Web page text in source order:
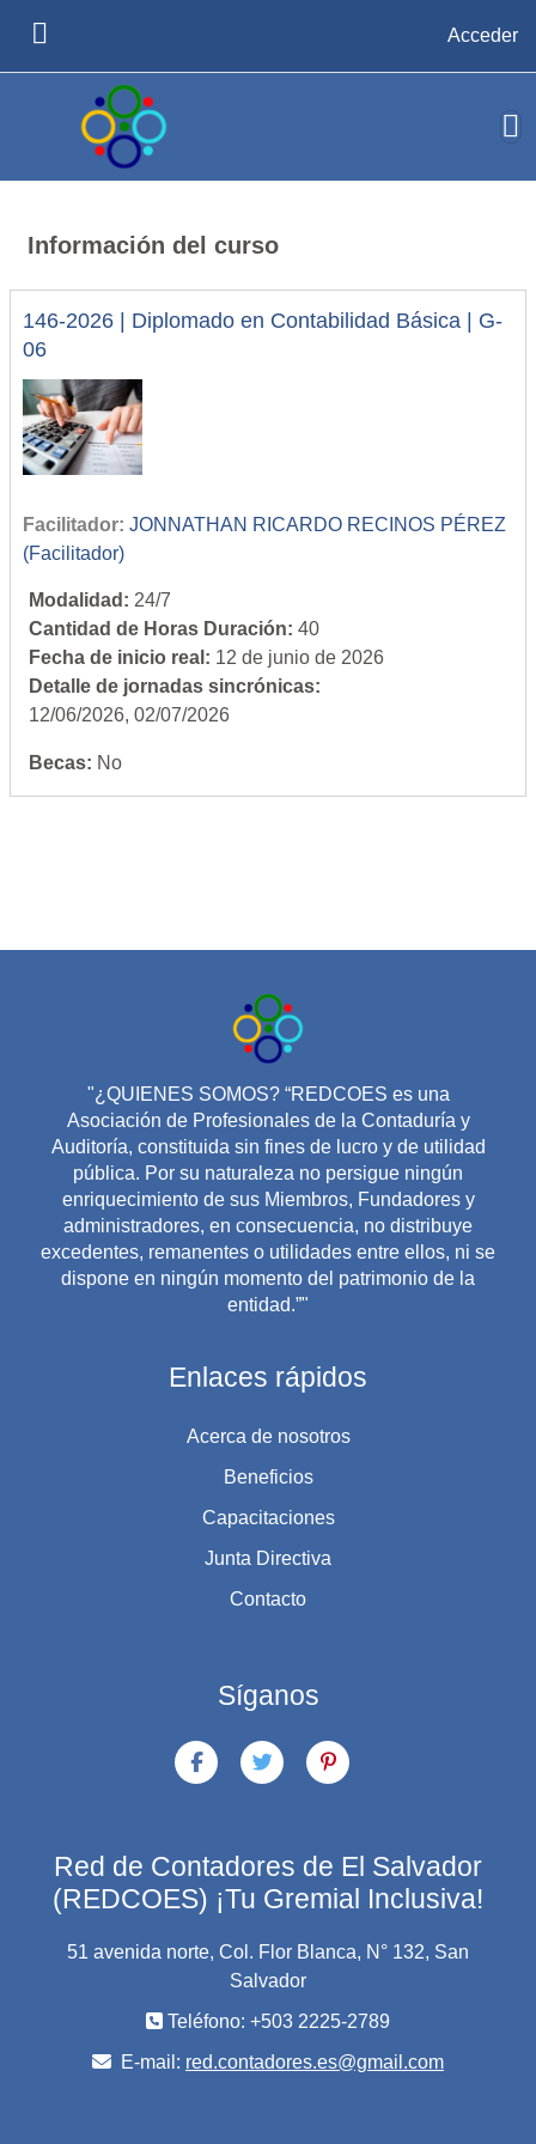
Acceder
Información del curso
146-2026 | Diplomado en Contabilidad Básica | G-
06
Facilitador: JONNATHAN RICARDO RECINOS PÉREZ
(Facilitador)
Modalidad : 24/7
Cantidad de Horas Duración: 40
Fecha de inicio real : 12 de junio de 2026
Detalle de jornadas sincrónicas:
12/06/2026, 02/07/2026
Becas: No
"¿QUIENES SOMOS? “REDCOES es una
Asociación de Profesionales de la Contaduría y
Auditoría, constituida sin fines de lucro y de utilidad
pública. Por su naturaleza no persigue ningún
enriquecimiento de sus Miembros, Fundadores y
administradores, en consecuencia, no distribuye
excedentes, remanentes o utilidades entre ellos, ni se
dispone en ningún momento del patrimonio de la
entidad.”"
Enlaces rápidos
Acerca de nosotros
Beneficios
Capacitaciones
Junta Directiva
Contacto
Síganos
Red de Contadores de El Salvador
(REDCOES) ¡Tu Gremial Inclusiva!
51 avenida norte, Col. Flor Blanca, N° 132, San
Salvador
Teléfono: +503 2225-2789
E-mail: red.contadores.es@gmail.com